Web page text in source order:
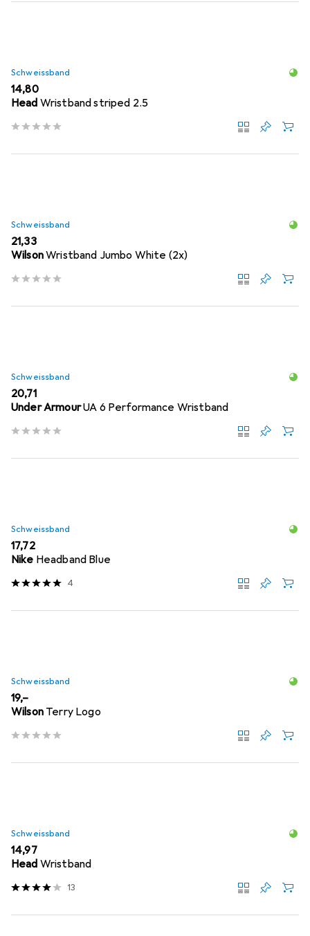
Schweissband
EUR
14,80
Head Wristband striped 2.5
Schweissband
EUR
21,33
WilsonWristband Jumbo White (2x)
Schweissband
EUR
20,71
Under ArmourUA 6 Performance Wristband
Schweissband
EUR
17,72
Nike Headband Blue
4
Schweissband
EUR
19,–
Wilson Terry Logo
Schweissband
EUR
14,97
Head Wristband
13